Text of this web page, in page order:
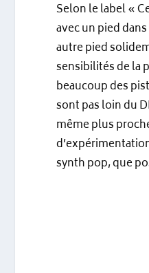
Selon le label «
avec un pied
autre pied
sensibilités de la
beaucoup des
sont pas loin du
même plus
synth pop, que